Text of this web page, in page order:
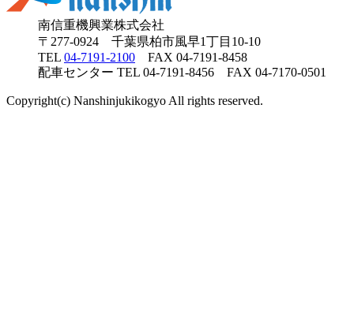
南信重機興業株式会社
〒277-0924 千葉県柏市風早1丁目10-10
TEL 04-7191-2100 FAX 04-7191-8458
配車センター TEL 04-7191-8456 FAX 04-7170-0501
Copyright(c) Nanshinjukikogyo All rights reserved.